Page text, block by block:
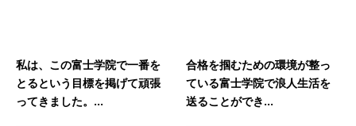
私は、この富士学院で一番を
とるという目標を掲げて頑張
ってきました。…
合格を掴むための環境が整っ
ている富士学院で浪人生活を
送ることができ…